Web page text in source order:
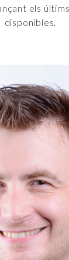
els
disponibles.